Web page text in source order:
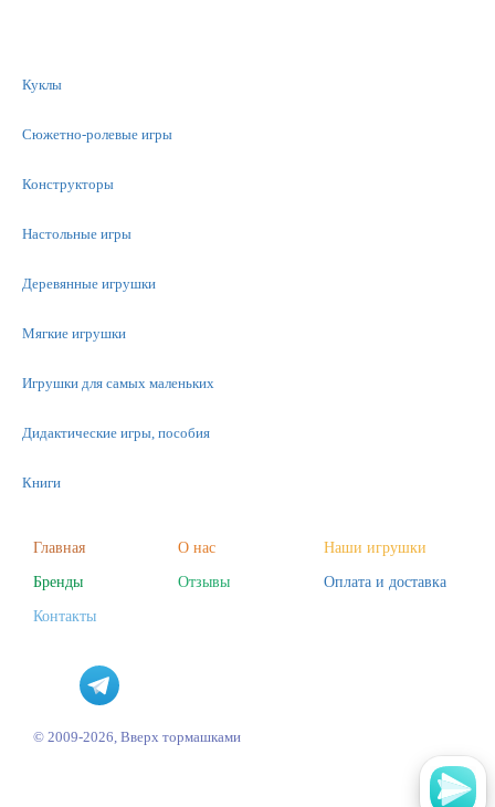
Куклы
Сюжетно-ролевые игры
Конструкторы
Настольные игры
Деревянные игрушки
Мягкие игрушки
Игрушки для самых маленьких
Дидактические игры, пособия
Книги
Фигурки
Наборы для творчества
Пазлы
Главная О нас
Наши игрушки
Бренды
Отзывы
Оплата и доставка
Контакты
© 2009-2026, Вверх тормашками